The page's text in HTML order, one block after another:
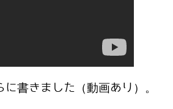
きました（動画あり）。